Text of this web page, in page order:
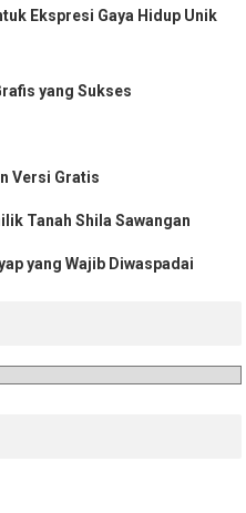
Ekspresi Gaya Hidup Unik
yang Sukses
Versi Gratis
Tanah Shila Sawangan
yang Wajib Diwaspadai